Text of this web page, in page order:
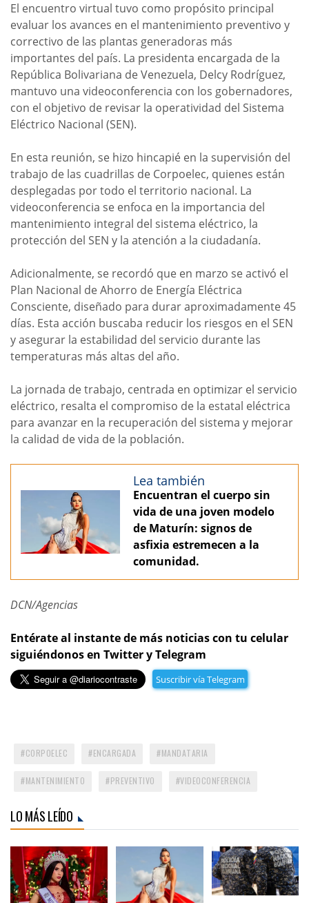
El encuentro virtual tuvo como propósito principal
evaluar los avances en el mantenimiento preventivo y
correctivo de las plantas generadoras más
importantes del país. La presidenta encargada de la
República Bolivariana de Venezuela, Delcy Rodríguez,
mantuvo una videoconferencia con los gobernadores,
con el objetivo de revisar la operatividad del Sistema
Eléctrico Nacional (SEN).
En esta reunión, se hizo hincapié en la supervisión del
trabajo de las cuadrillas de Corpoelec, quienes están
desplegadas por todo el territorio nacional. La
videoconferencia se enfoca en la importancia del
mantenimiento integral del sistema eléctrico, la
protección del SEN y la atención a la ciudadanía.
Adicionalmente, se recordó que en marzo se activó el
Plan Nacional de Ahorro de Energía Eléctrica
Consciente, diseñado para durar aproximadamente 45
días. Esta acción buscaba reducir los riesgos en el SEN
y asegurar la estabilidad del servicio durante las
temperaturas más altas del año.
La jornada de trabajo, centrada en optimizar el servicio
eléctrico, resalta el compromiso de la estatal eléctrica
para avanzar en la recuperación del sistema y mejorar
la calidad de vida de la población.
Lea también
Encuentran el cuerpo sin
vida de una joven modelo
de Maturín: signos de
asfixia estremecen a la
comunidad.
DCN/Agencias
Entérate al instante de más noticias con tu celular
siguiéndonos en Twitter y Telegram
Suscribir vía Telegram
CORPOELEC ENCARGADA MANDATARIA
MANTENIMIENTO PREVENTIVO VIDEOCONFERENCIA
LO MÁS LEÍDO